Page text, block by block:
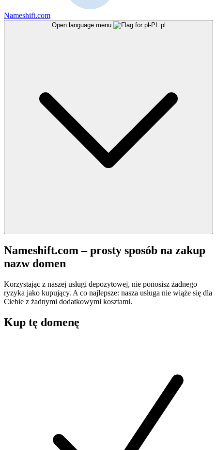
Nameshift.com
Open language menu pl
Nameshift.com – prosty sposób na zakup
nazw domen
Korzystając z naszej usługi depozytowej, nie ponosisz żadnego
ryzyka jako kupujący. A co najlepsze: nasza usługa nie wiąże się dla
Ciebie z żadnymi dodatkowymi kosztami.
Kup tę domenę